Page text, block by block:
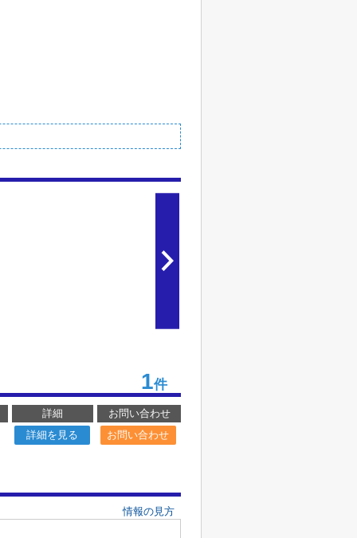
1件
詳細
お問い合わせ
詳細を見る
お問い合わせ
情報の見方